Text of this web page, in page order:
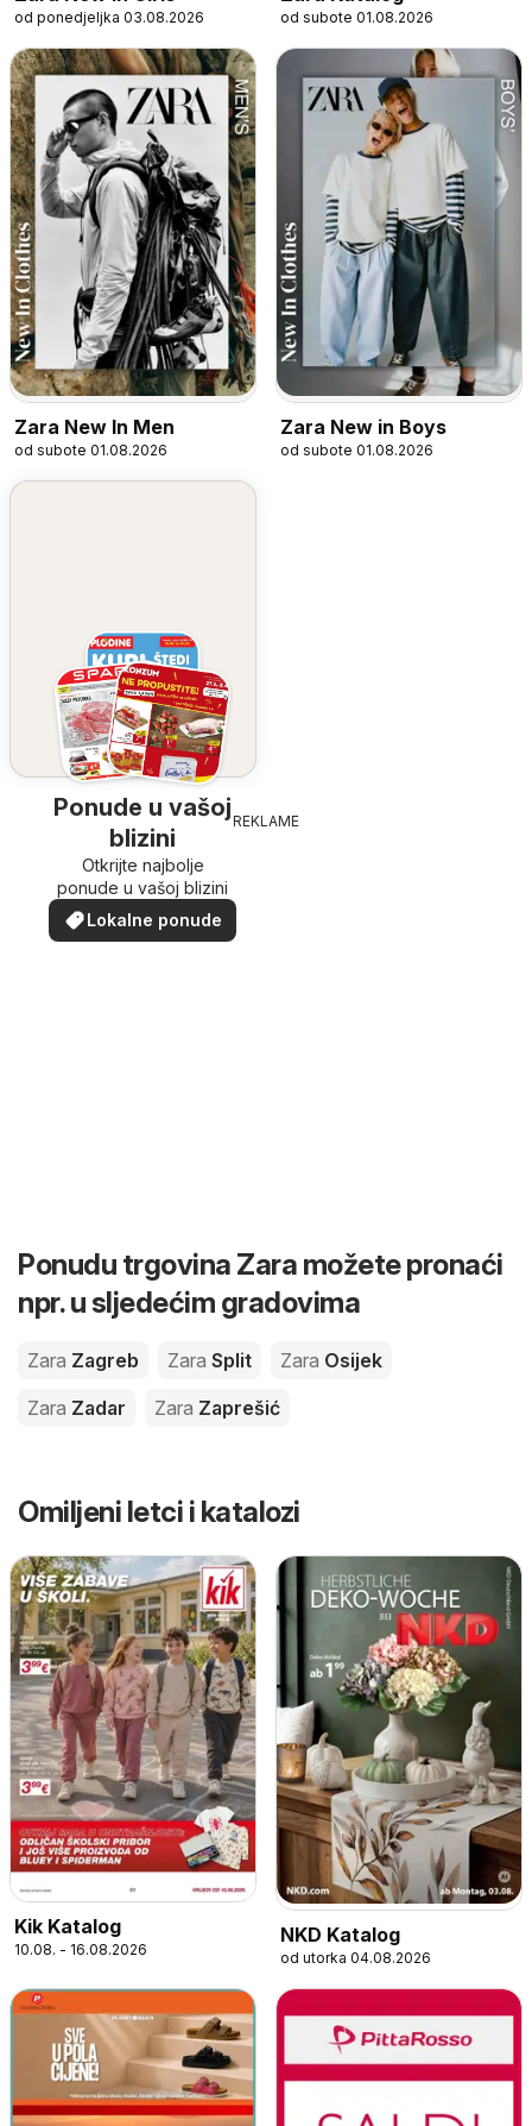
od ponedjeljka 03.08.2026 od subote 01.08.2026
Zara New In Men
od subote 01.08.2026
Zara New in Boys
od subote 01.08.2026
Ponude u vašoj
blizini
Otkrijte najbolje
ponude u vašoj blizini
Lokalne ponude
REKLAME
Ponudu trgovina Zara možete pronaći
npr. u sljedećim gradovima
Zara Zagreb Zara Split Zara Osijek
Zara Zadar Zara Zaprešić
Omiljeni letci i katalozi
Kik Katalog
10.08. - 16.08.2026
NKD Katalog
od utorka 04.08.2026